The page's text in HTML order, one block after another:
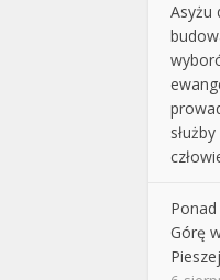
Asyżu
Górę
Pieszej